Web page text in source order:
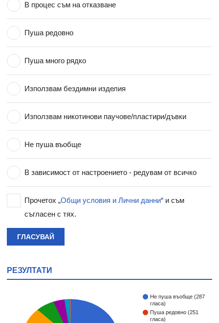
В процес съм на отказване
Пуша редовно
Пуша много рядко
Използвам бездимни изделия
Използвам никотинови паучове/пластири/дъвки
Не пуша въобще
В зависимост от настроението - редувам от всичко
Прочетох „Общи условия и Лични данни“ и съм
съгласен с тях.
ГЛАСУВАЙ
РЕЗУЛТАТИ
Не пуша въобще (287
гласа)
Пуша редовно (251
гласа)